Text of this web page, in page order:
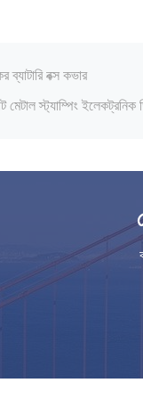
স্ট্যাম্পিং ইলেকট্রনিক
আল খাদ ডাই কাস্টিং অংশ
অংশ OEM প্লাস্টিক
সিএনসি গ্রাইন্ডিং ডাই কাস্টিং
ইনজেকশন ছাঁচনির্মাণ
রাবার হ্যান্ডেল হাতা 1*25
কনিক্যাল সিলিকন রাবার